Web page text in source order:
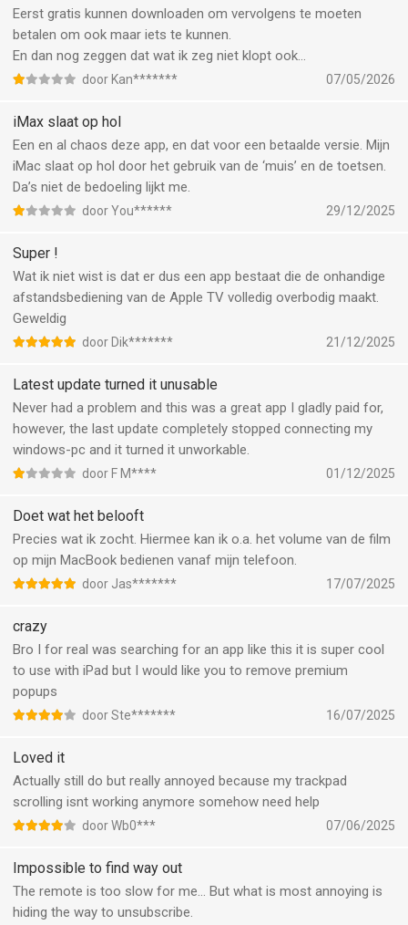
Eerst gratis kunnen downloaden om vervolgens te moeten
betalen om ook maar iets te kunnen.
En dan nog zeggen dat wat ik zeg niet klopt ook…
door Kan******* 07/05/2026
iMax slaat op hol
Een en al chaos deze app, en dat voor een betaalde versie. Mijn
iMac slaat op hol door het gebruik van de ‘muis’ en de toetsen.
Da’s niet de bedoeling lijkt me.
door You****** 29/12/2025
Super !
Wat ik niet wist is dat er dus een app bestaat die de onhandige
afstandsbediening van de Apple TV volledig overbodig maakt.
Geweldig
door Dik******* 21/12/2025
Latest update turned it unusable
Never had a problem and this was a great app I gladly paid for,
however, the last update completely stopped connecting my
windows-pc and it turned it unworkable.
door F M**** 01/12/2025
Doet wat het belooft
Precies wat ik zocht. Hiermee kan ik o.a. het volume van de film
op mijn MacBook bedienen vanaf mijn telefoon.
door Jas******* 17/07/2025
crazy
Bro I for real was searching for an app like this it is super cool
to use with iPad but I would like you to remove premium
popups
door Ste******* 16/07/2025
Loved it
Actually still do but really annoyed because my trackpad
scrolling isnt working anymore somehow need help
door Wb0*** 07/06/2025
Impossible to find way out
The remote is too slow for me… But what is most annoying is
hiding the way to unsubscribe.